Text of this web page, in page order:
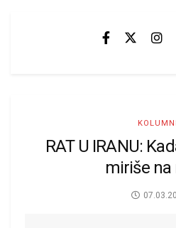
RAT U IRANU:
miriše